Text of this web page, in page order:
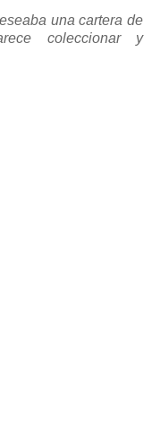
una cartera de
coleccionar y